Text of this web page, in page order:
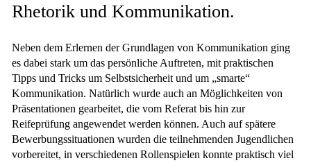
Rhetorik und Kommunikation.
Neben dem Erlernen der Grundlagen von Kommunikation ging
es dabei stark um das persönliche Auftreten, mit praktischen
Tipps und Tricks um Selbstsicherheit und um „smarte“
Kommunikation. Natürlich wurde auch an Möglichkeiten von
Präsentationen gearbeitet, die vom Referat bis hin zur
Reifeprüfung angewendet werden können. Auch auf spätere
Bewerbungssituationen wurden die teilnehmenden Jugendlichen
vorbereitet, in verschiedenen Rollenspielen konnte praktisch viel